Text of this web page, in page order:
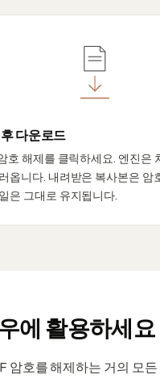
다운로드
호 해제를 클릭하세요. 엔진은
옵니다. 내려받은 복사본은 암
은 그대로 유지됩니다.
에 활용하세요
암호를 해제하는 거의 모